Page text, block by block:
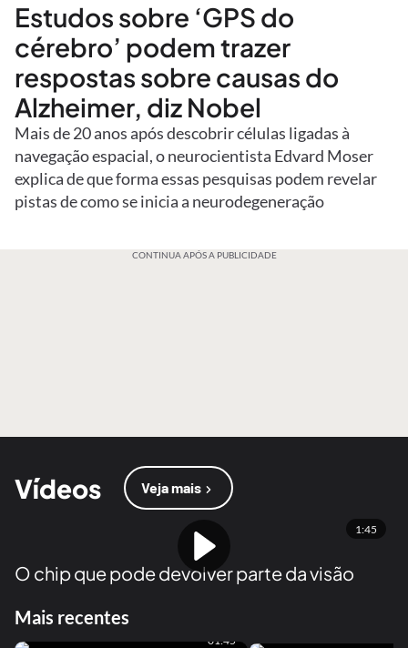
Estudos sobre ‘GPS do
cérebro’ podem trazer
respostas sobre causas do
Alzheimer, diz Nobel
Mais de 20 anos após descobrir células ligadas à
navegação espacial, o neurocientista Edvard Moser
explica de que forma essas pesquisas podem revelar
pistas de como se inicia a neurodegeneração
CONTINUA APÓS A PUBLICIDADE
Vídeos Veja mais
1:45
O chip que pode devolver parte da visão
Mais recentes
01:45